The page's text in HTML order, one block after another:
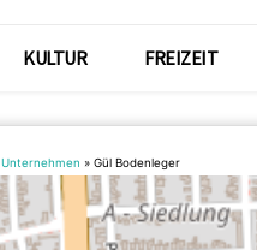
KULTUR FREIZEIT
Unternehmen » Gül Bodenleger